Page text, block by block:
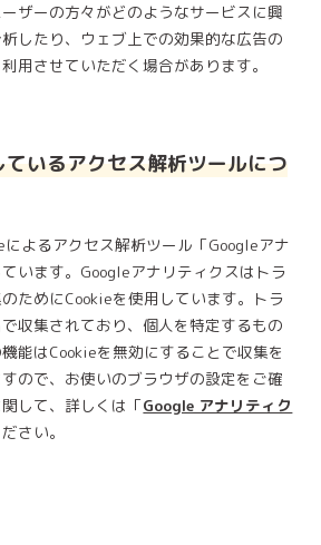
ザーの方々がどのようなサービスに興
したり、ウェブ上での効果的な広告の
用させていただく場合があります。
いるアクセス解析ツールにつ
よるアクセス解析ツール「Googleアナ
います。Googleアナリティクスはトラ
ためにCookieを使用しています。トラ
収集されており、個人を特定するもの
能はCookieを無効にすることで収集を
ので、お使いのブラウザの設定をご確
して、詳しくは「Google アナリティク
さい。